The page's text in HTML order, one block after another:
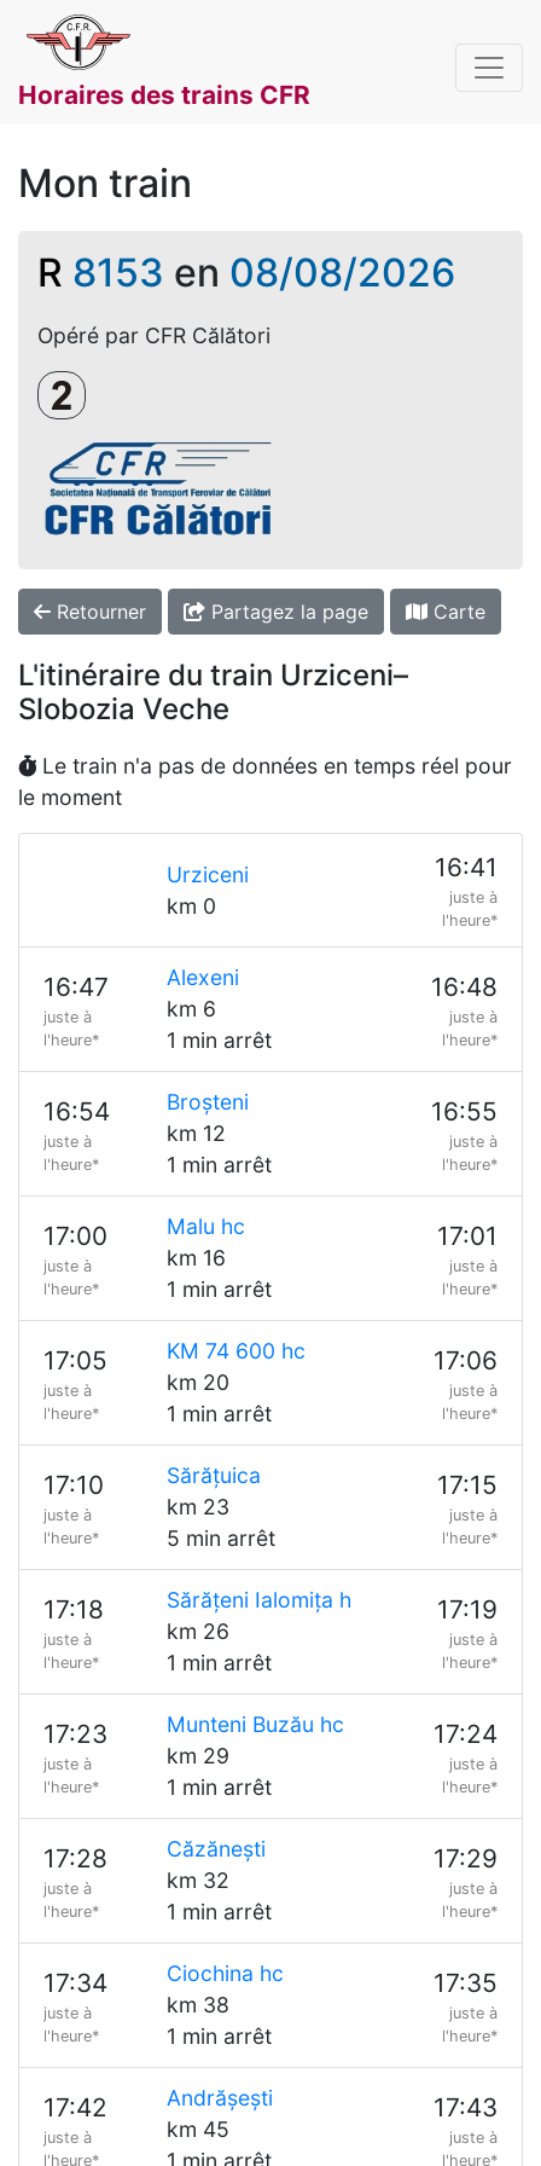
Horaires des trains CFR
Mon train
R 8153 en 08/08/2026
Opéré par CFR Călători
Clasa a 2-a
Retourner Partagez la page Carte
L'itinéraire du train Urziceni–
Slobozia Veche
Le train n'a pas de données en temps réel pour
le moment
Urziceni
km 0
16:41
juste à
l'heure*
16:47
juste à
l'heure*
Alexeni
km 6
1 min arrêt
16:48
juste à
l'heure*
16:54
juste à
l'heure*
Broșteni
km 12
1 min arrêt
16:55
juste à
l'heure*
17:00
juste à
l'heure*
Malu hc
km 16
1 min arrêt
17:01
juste à
l'heure*
17:05
juste à
l'heure*
KM 74 600 hc
km 20
1 min arrêt
17:06
juste à
l'heure*
17:10
juste à
l'heure*
Sărățuica
km 23
5 min arrêt
17:15
juste à
l'heure*
17:18
juste à
l'heure*
Sărățeni Ialomița h
km 26
1 min arrêt
17:19
juste à
l'heure*
17:23
juste à
l'heure*
Munteni Buzău hc
km 29
1 min arrêt
17:24
juste à
l'heure*
17:28
juste à
l'heure*
Căzănești
km 32
1 min arrêt
17:29
juste à
l'heure*
17:34
juste à
l'heure*
Ciochina hc
km 38
1 min arrêt
17:35
juste à
l'heure*
17:42
juste à
l'heure*
Andrășești
km 45
1 min arrêt
17:43
juste à
l'heure*